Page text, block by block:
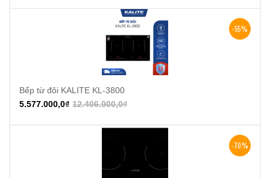
-55%
Bếp từ đôi KALITE KL-3800
12.406.000,0₫
5.577.000,0₫
-70%